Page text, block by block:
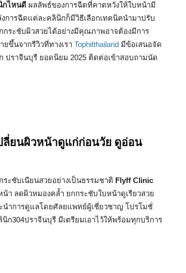
กไหนดี ผลลัพธ์ของการฉีดที่คาดหวังให้ใบหน้ามี
การฉีดแต่ละคลินิกก็มีวิธีเลือกเทคนิคนำมาปรับ
กระชับผิวสวยได้อย่างมีคุณภาพอาจต้องมีการ
ขึ้นจากรีวิวที่ทางเรา Tophitthailand มีข้อเสนอจัด
ปราจีนบุรี ยอดนิยม 2025 ติดต่อเข้าสอบถามนัด
ลี่ยนผิวหน้าดูแก่ก่อนวัย ดูอ่อน
ะชับเนียนสวยอย่างเป็นธรรมชาติ Flyff Clinic
า ลดผิวหมองคล้ำ ยกกระชับใบหน้าดูเรียวสวย
ำการดูแลโดยศัลยแพทย์ผู้เชี่ยวชาญ โปรโมชั่
304ปราจีนบุรี มีเตรียมเอาไว้ให้พร้อมทุกบริการ